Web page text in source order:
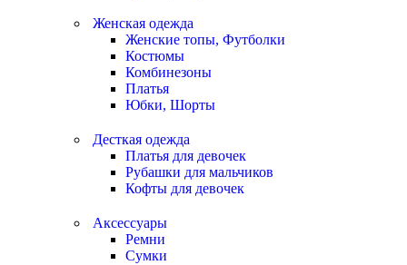
Женская одежда
Женские топы, Футболки
Костюмы
Комбинезоны
Платья
Юбки, Шорты
Десткая одежда
Платья для девочек
Рубашки для мальчиков
Кофты для девочек
Аксессуары
Ремни
Сумки